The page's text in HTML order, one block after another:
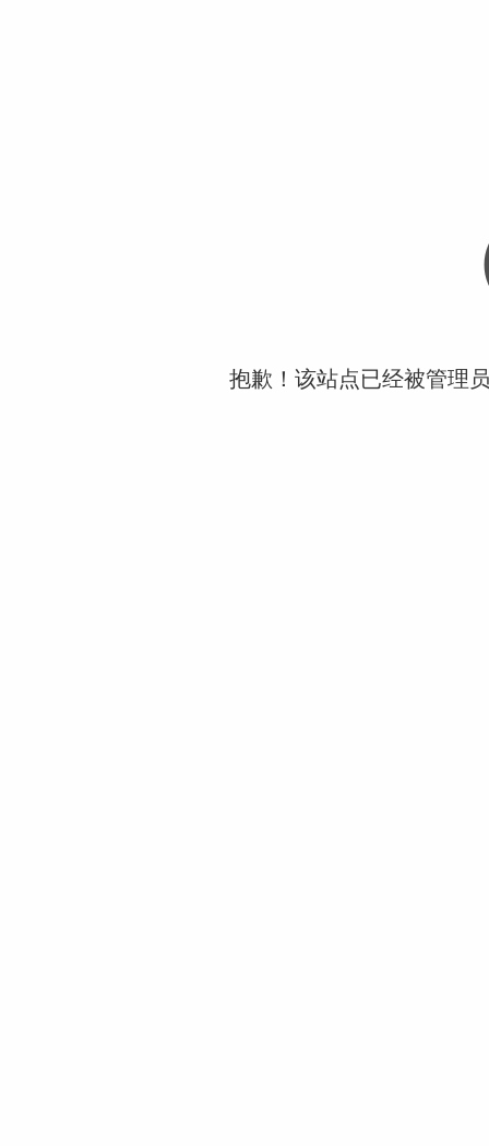
抱歉！该站点已经被管理